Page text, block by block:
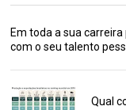
Em toda a sua
com o seu talento
Qual